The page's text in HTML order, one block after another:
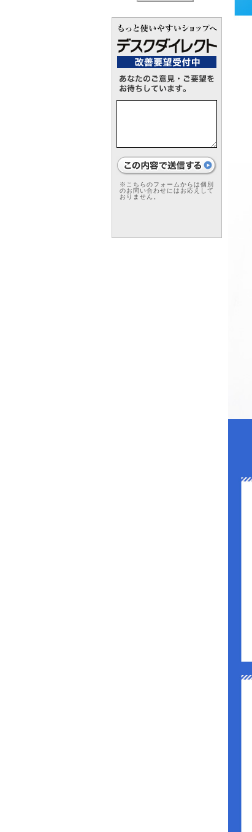
※こちらのフォームからは個別
のお問い合わせにはお応えして
おりません。